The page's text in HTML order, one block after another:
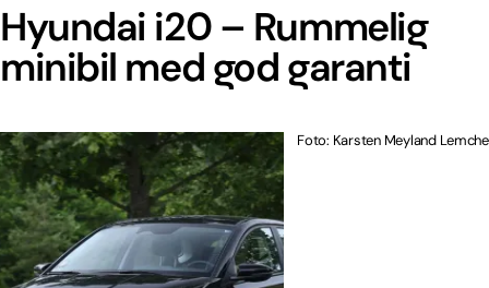
Hyundai i20 – Rummelig
minibil med god garanti
Foto: Karsten Meyland Lemche